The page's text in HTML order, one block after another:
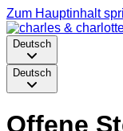
Zum Hauptinhalt
Deutsch
Deutsch
Offene